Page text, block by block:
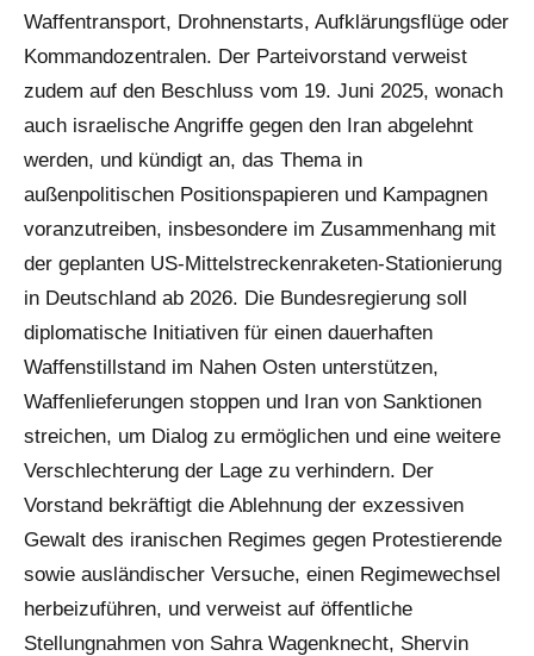
Waffentransport, Drohnenstarts, Aufklärungsflüge oder
Kommandozentralen. Der Parteivorstand verweist
zudem auf den Beschluss vom 19. Juni 2025, wonach
auch israelische Angriffe gegen den Iran abgelehnt
werden, und kündigt an, das Thema in
außenpolitischen Positionspapieren und Kampagnen
voranzutreiben, insbesondere im Zusammenhang mit
der geplanten US-Mittelstreckenraketen-Stationierung
in Deutschland ab 2026. Die Bundesregierung soll
diplomatische Initiativen für einen dauerhaften
Waffenstillstand im Nahen Osten unterstützen,
Waffenlieferungen stoppen und Iran von Sanktionen
streichen, um Dialog zu ermöglichen und eine weitere
Verschlechterung der Lage zu verhindern. Der
Vorstand bekräftigt die Ablehnung der exzessiven
Gewalt des iranischen Regimes gegen Protestierende
sowie ausländischer Versuche, einen Regimewechsel
herbeizuführen, und verweist auf öffentliche
Stellungnahmen von Sahra Wagenknecht, Shervin